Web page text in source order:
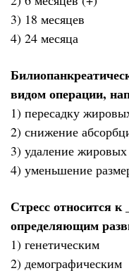
3) 18 месяцев
4) 24 месяца
видом операции,
1) пересадку
2) снижение
3) удаление
4) уменьшение
Стресс относится к
определяющим
1) генетическим
2) демографическим